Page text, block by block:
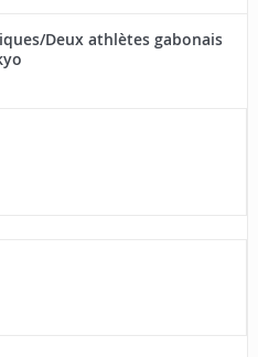
Deux athlètes gabonais